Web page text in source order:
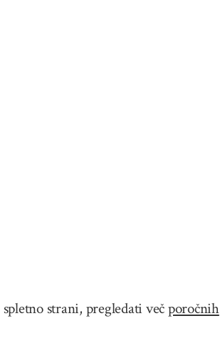
strani, pregledati večporočnih